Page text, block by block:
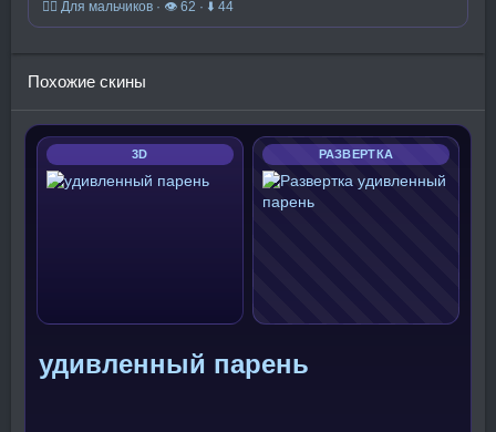
🧍‍♂️ Для мальчиков · 👁 62 · ⬇ 44
Похожие скины
3D РАЗВЕРТКА
удивленный парень